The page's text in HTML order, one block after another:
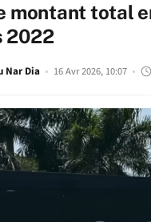
montant total
2022
Nar Dia 16 Avr 2026, 10:07